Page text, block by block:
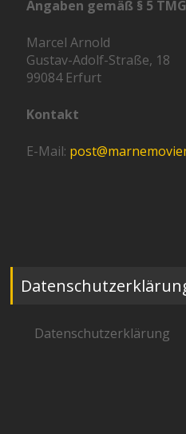
Angaben gemäß § 5 TMG
Marcel Arnold
Gustav-Adolf-Straße, 18
99084 Erfurt
Kontakt
E-Mail:
Datenschutzerklärung